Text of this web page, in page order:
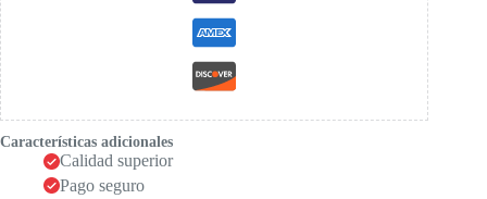
Características adicionales
Calidad superior
Pago seguro